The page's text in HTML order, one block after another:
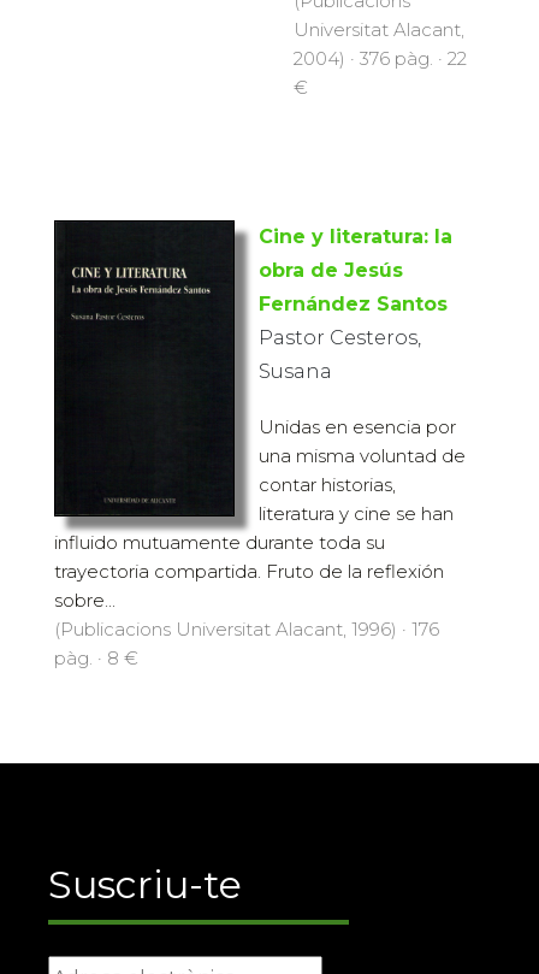
Universitat Alacant,
2004) · 376 pàg. · 22
€
Cine y literatura: la
obra de Jesús
Fernández Santos
Pastor Cesteros,
Susana
Unidas en esencia por
una misma voluntad de
contar historias,
literatura y cine se han
influido mutuamente durante toda su
trayectoria compartida. Fruto de la reflexión
sobre...
(Publicacions Universitat Alacant, 1996) · 176
pàg. · 8 €
Suscriu-te